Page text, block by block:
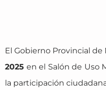
El Gobierno Provincial
2025 en el Salón de Uso
la participación